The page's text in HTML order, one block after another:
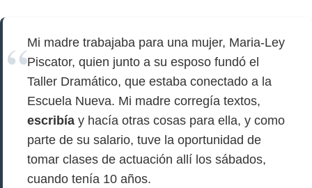
Mi madre trabajaba para una mujer, Maria-Ley
Piscator, quien junto a su esposo fundó el
Taller Dramático, que estaba conectado a la
Escuela Nueva. Mi madre corregía textos,
escribía y hacía otras cosas para ella, y como
parte de su salario, tuve la oportunidad de
tomar clases de actuación allí los sábados,
cuando tenía 10 años.